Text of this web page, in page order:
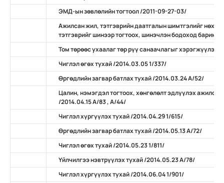
ЭМД-ын зөвлөлийн тогтоол /2011-09-27-03/
Ажилсан жил, тэтгэврийн даатгалын шимтгэлийг нөхөн
тэтгэврийг шинээр тогтоох, шинэчлэн бодоход
Том төрөөс ухаалаг төр рүү санаачлагыг хэрэгжүүлэх
Чиглэл өгөх тухай /2014.03.05 1/337/
Өргөдлийн загвар батлах тухай /2014.03.24 А/52/
Цалин, нэмэгдэл тогтоох, хөнгөлөлт эдлүүлэх
/2014.04.15 А/83 , А/44/
Чиглэл хүргүүлэх тухай /2014.04.29 1/615/
Өргөдлийн загвар батлах тухай /2014.05.13 А/72/
Чиглэл өгөх тухай /2014.05.23 1/811/
Үйлчилгээ нэвтрүүлэх тухай /2014.05.23 А/78/
Чиглэл хүргүүлэх тухай /2014.06.04 1/901/